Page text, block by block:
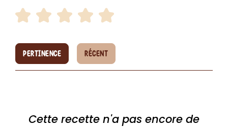
PERTINENCE RÉCENT
Cette recette n'a pas encore de